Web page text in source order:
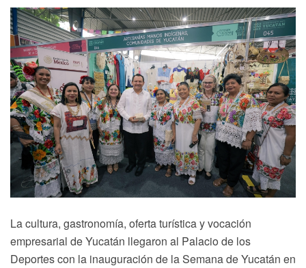
La cultura, gastronomía, oferta turística y vocación
empresarial de Yucatán llegaron al Palacio de los
Deportes con la inauguración de la Semana de Yucatán en